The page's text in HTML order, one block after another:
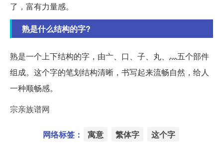
了，富有力量感。
熟是什么结构的字?
熟是一个上下结构的字，由亠、口、子、丸、灬五个部件
组成。这个字的笔划结构清晰，书写起来流畅自然，给人
一种顺畅感。
宗亲族谱网
网络标签： 寓意 繁体字 这个字